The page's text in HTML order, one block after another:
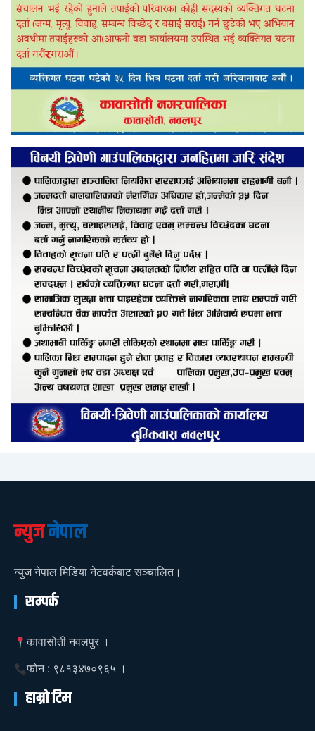
न्युजनेपाल
न्युज नेपाल मिडिया नेटवर्कबाट सञ्चालित।
सम्पर्क
कावासोती नवलपुर ।
फोन : ९८१३४७०९६५ ।
हाम्रो टिम